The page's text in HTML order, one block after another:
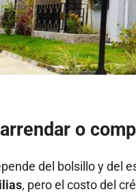
o
del bolsillo y del
, pero el costo del